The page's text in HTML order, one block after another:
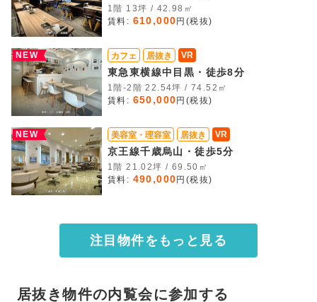
1階 13坪 / 42.98㎡
賃料: 610,000 円(税抜)
NEW カフェ 居抜き VR
東急東横線中目黒・徒歩8分
1階-2階 22.54坪 / 74.52㎡
賃料: 650,000 円(税抜)
NEW 美容室・理容室 居抜き VR
京王線千歳烏山・徒歩5分
1階 21.02坪 / 69.50㎡
賃料: 490,000 円(税抜)
注目物件をもっと見る
居抜き物件の内覧会に参加する